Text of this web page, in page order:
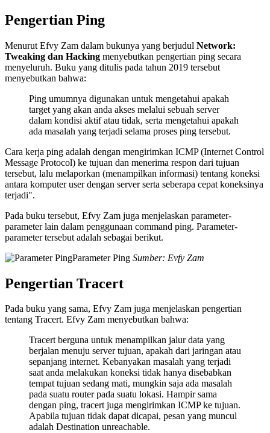
Pengertian Ping
Menurut Efvy Zam dalam bukunya yang berjudul Network:
Tweaking dan Hacking menyebutkan pengertian ping secara
menyeluruh. Buku yang ditulis pada tahun 2019 tersebut
menyebutkan bahwa:
Ping umumnya digunakan untuk mengetahui apakah
target yang akan anda akses melalui sebuah server
dalam kondisi aktif atau tidak, serta mengetahui apakah
ada masalah yang terjadi selama proses ping tersebut.
Cara kerja ping adalah dengan mengirimkan ICMP (Internet Control
Message Protocol) ke tujuan dan menerima respon dari tujuan
tersebut, lalu melaporkan (menampilkan informasi) tentang koneksi
antara komputer user dengan server serta seberapa cepat koneksinya
terjadi".
Pada buku tersebut, Efvy Zam juga menjelaskan parameter-
parameter lain dalam penggunaan command ping. Parameter-
parameter tersebut adalah sebagai berikut.
Parameter Ping Sumber: Evfy Zam
Pengertian Tracert
Pada buku yang sama, Efvy Zam juga menjelaskan pengertian
tentang Tracert. Efvy Zam menyebutkan bahwa:
Tracert berguna untuk menampilkan jalur data yang
berjalan menuju server tujuan, apakah dari jaringan atau
sepanjang internet. Kebanyakan masalah yang terjadi
saat anda melakukan koneksi tidak hanya disebabkan
tempat tujuan sedang mati, mungkin saja ada masalah
pada suatu router pada suatu lokasi. Hampir sama
dengan ping, tracert juga mengirimkan ICMP ke tujuan.
Apabila tujuan tidak dapat dicapai, pesan yang muncul
adalah Destination unreachable.